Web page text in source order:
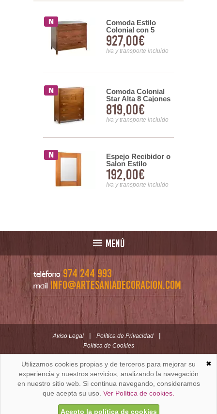
Comoda Estilo
Colonial con 5
Cajones Serie
Oporto
927,00€
Iva y transporte incluido
Comoda Colonial
Star Alta 8 Cajones
819,00€
Iva y transporte incluido
Espejo Recibidor o
Salon Estilo
Colonial Serie
Madhu
192,00€
Iva y transporte incluido
MENÚ
teléfono 974 244 993
mail info@artesaniadecoracion.com
Aviso Legal | Política de Privacidad |
Política de Cookies
ARTESANÍAYDECORACION.COM
C/ Padre Huesca nº 30 | Oficina C/ Roldán nº 5 -3º
Huesca (España)
✖
Utilizamos cookies propias y de terceros para mejorar su
experiencia y nuestros servicios, analizando la navegación
en nuestro sitio web. Si continua navegando, consideramos
que acepta su uso. Ver Política de cookies.
Acepto la política de cookies